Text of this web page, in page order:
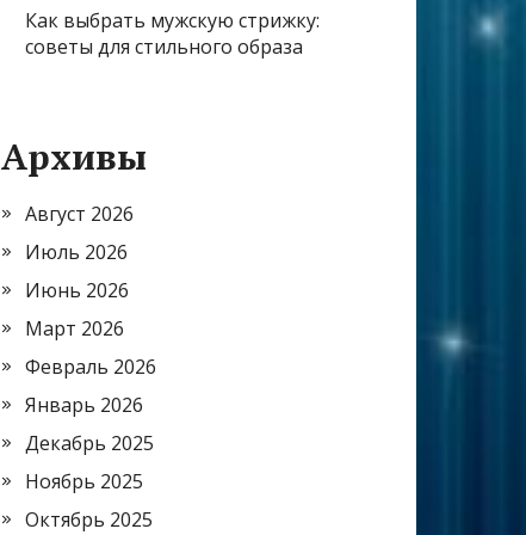
Как выбрать мужскую стрижку:
советы для стильного образа
Архивы
Август 2026
Июль 2026
Июнь 2026
Март 2026
Февраль 2026
Январь 2026
Декабрь 2025
Ноябрь 2025
Октябрь 2025